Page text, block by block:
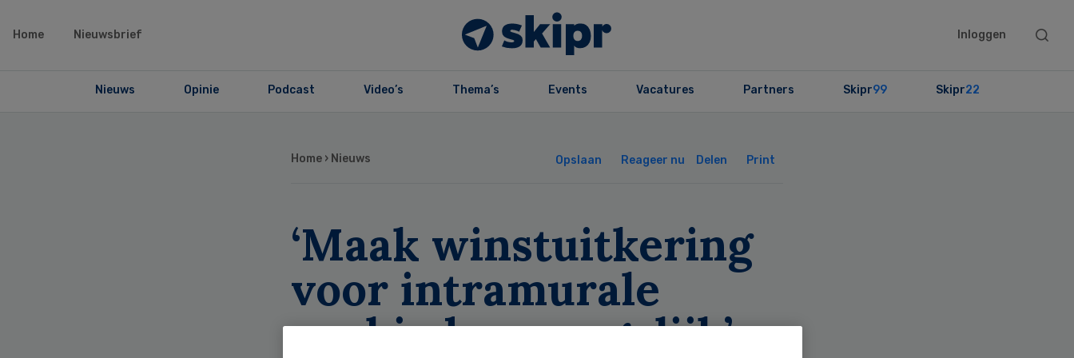
Home Nieuwsbrief Inloggen
Search
Nieuws Opinie Podcast Video’s Thema’s Events Vacatures Partners Skipr99 Skipr22
Home › Nieuws Opslaan Reageer nu Delen Print
‘Maak winstuitkering
voor intramurale
aanbieders mogelijk’